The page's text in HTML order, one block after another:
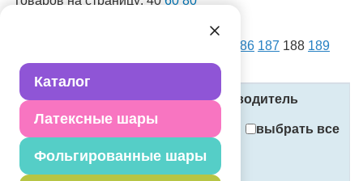
Каталог
Латексные шары
Фольгированные шары
новинка
спецпредложение
Применить
Сбросить фильтры
186 187 188 189
190...360
Название Код Производитель
выбрать все
Стоимость
(в рублях, с учётом НДС)